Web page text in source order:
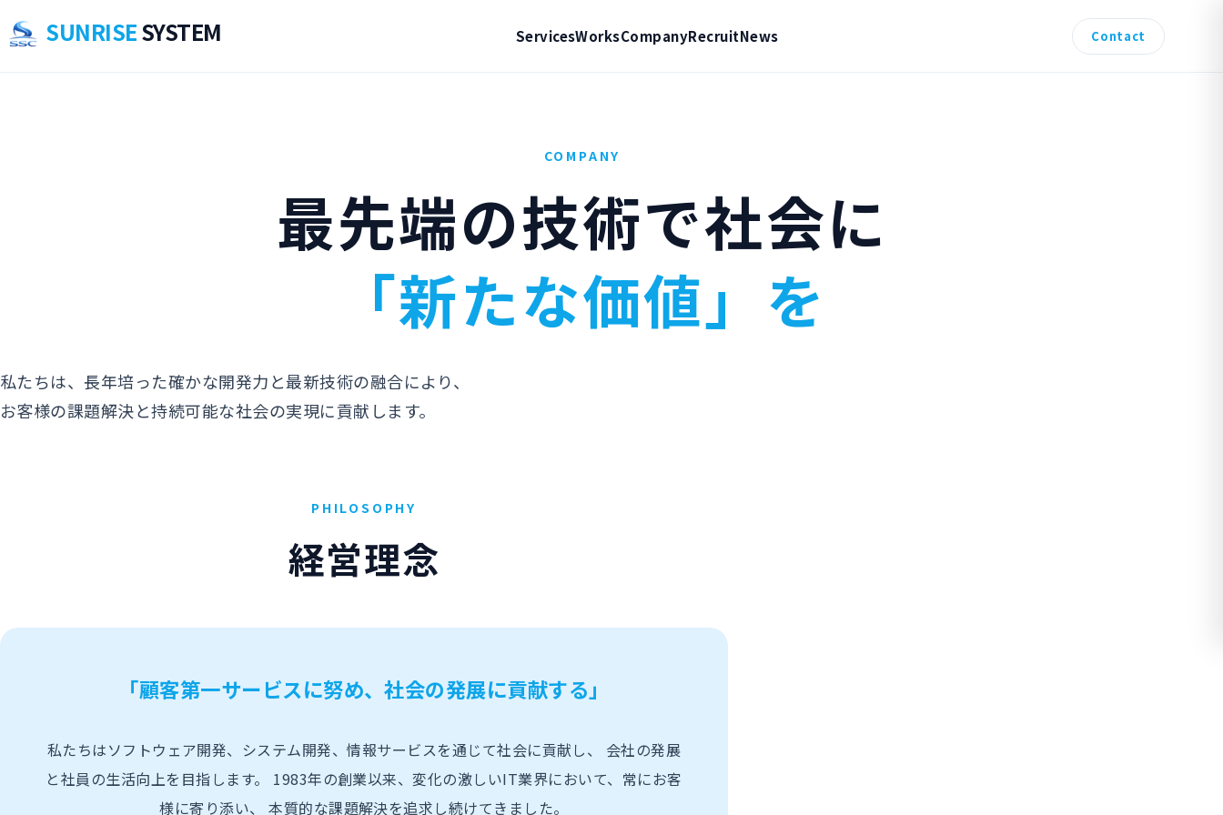
SUNRISESYSTEM ServicesWorksCompanyRecruitNews Contact
COMPANY
最先端の技術で社会に
「新たな価値」を
私たちは、長年培った確かな開発力と最新技術の融合により、
お客様の課題解決と持続可能な社会の実現に貢献します。
PHILOSOPHY
経営理念
「顧客第一サービスに努め、社会の発展に貢献する」
私たちはソフトウェア開発、システム開発、情報サービスを通じて社会に貢献し、 会社の発展
と社員の生活向上を目指します。 1983年の創業以来、変化の激しいIT業界において、常にお客
様に寄り添い、 本質的な課題解決を追求し続けてきました。